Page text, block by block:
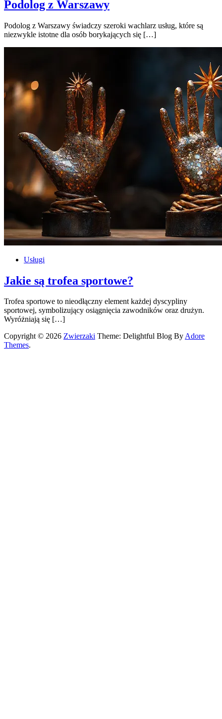
Podolog z Warszawy
Podolog z Warszawy świadczy szeroki wachlarz usług, które są
niezwykle istotne dla osób borykających się […]
Usługi
Jakie są trofea sportowe?
Trofea sportowe to nieodłączny element każdej dyscypliny
sportowej, symbolizujący osiągnięcia zawodników oraz drużyn.
Wyróżniają się […]
Copyright © 2026 Zwierzaki Theme: Delightful Blog ByAdore
Themes.